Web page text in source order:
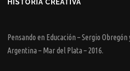
HISTORIA CREATIVA
Pensando en Educación – Sergio
Argentina – Mar del Plata – 2016.